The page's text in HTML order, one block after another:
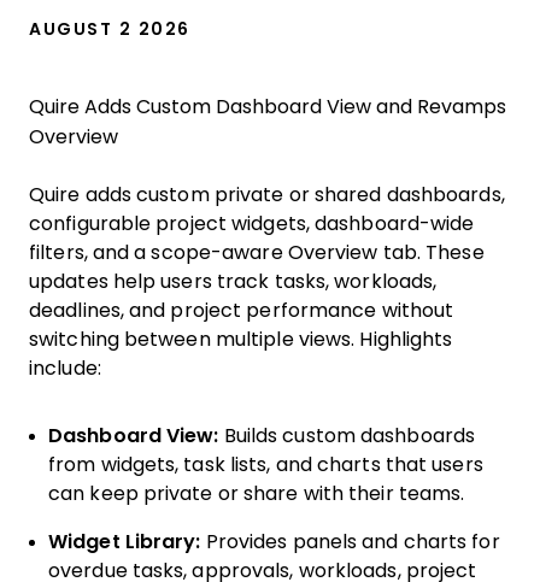
AUGUST 2 2026
Quire Adds Custom Dashboard View and Revamps
Overview
Quire adds custom private or shared dashboards,
configurable project widgets, dashboard-wide
filters, and a scope-aware Overview tab. These
updates help users track tasks, workloads,
deadlines, and project performance without
switching between multiple views. Highlights
include:
Dashboard View: Builds custom dashboards
from widgets, task lists, and charts that users
can keep private or share with their teams.
Widget Library: Provides panels and charts for
overdue tasks, approvals, workloads, project